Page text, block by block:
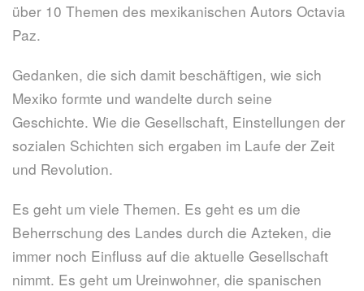
über 10 Themen des mexikanischen Autors Octavia
Paz.
Gedanken, die sich damit beschäftigen, wie sich
Mexiko formte und wandelte durch seine
Geschichte. Wie die Gesellschaft, Einstellungen der
sozialen Schichten sich ergaben im Laufe der Zeit
und Revolution.
Es geht um viele Themen. Es geht es um die
Beherrschung des Landes durch die Azteken, die
immer noch Einfluss auf die aktuelle Gesellschaft
nimmt. Es geht um Ureinwohner, die spanischen